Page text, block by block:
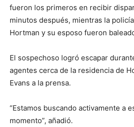
fueron los primeros en recibir
minutos después, mientras la
Hortman y su esposo fueron
El sospechoso logró escapar
agentes cerca de la residencia de
Evans a la prensa.
“Estamos buscando activamente a
momento”, añadió.